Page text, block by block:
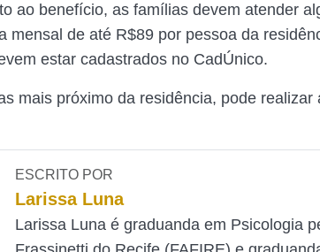
ao benefício, as famílias devem atender
mensal de até R$89 por pessoa da
estar cadastrados no CadÚnico.
mais próximo da residência, pode realizar
ESCRITO POR
Larissa Luna
Larissa Luna é graduanda em Psicologia